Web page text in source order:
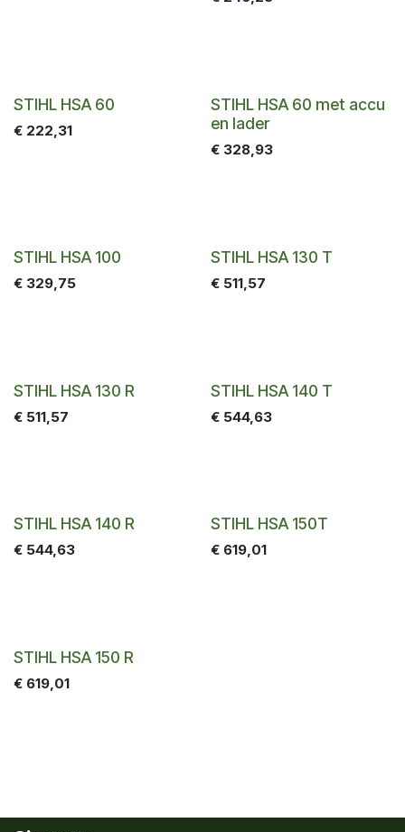
STIHL HSA 60
€ 222,31
STIHL HSA 60 met accu
en lader
€ 328,93
STIHL HSA 100
€ 329,75
STIHL HSA 130 T
€ 511,57
STIHL HSA 130 R
€ 511,57
STIHL HSA 140 T
€ 544,63
STIHL HSA 140 R
€ 544,63
STIHL HSA 150T
€ 619,01
STIHL HSA 150 R
€ 619,01